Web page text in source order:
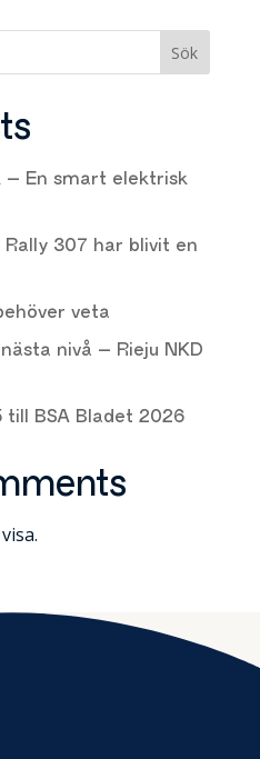
Sök
– En smart elektrisk
Rally 307 har blivit en
veta
nivå – Rieju NKD
till BSA Bladet 2026